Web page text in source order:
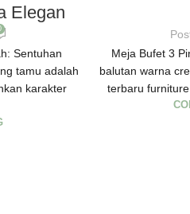
Elegan
Sentuhan
tamu adalah
karakter
Meja Bufet 3
balutan warna
terbaru